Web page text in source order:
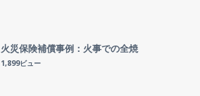
火災保険補償事例：火事での全焼
1,899ビュー